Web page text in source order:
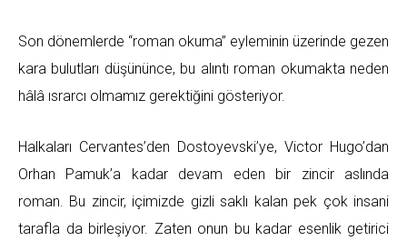
Son dönemlerde “roman okuma” eyleminin üzerinde gezen
kara bulutları düşününce, bu alıntı roman okumakta neden
hâlâ ısrarcı olmamız gerektiğini gösteriyor.
Halkaları Cervantes’den Dostoyevski’ye, Victor Hugo’dan
Orhan Pamuk’a kadar devam eden bir zincir aslında
roman. Bu zincir, içimizde gizli saklı kalan pek çok insani
tarafla da birleşiyor. Zaten onun bu kadar esenlik getirici